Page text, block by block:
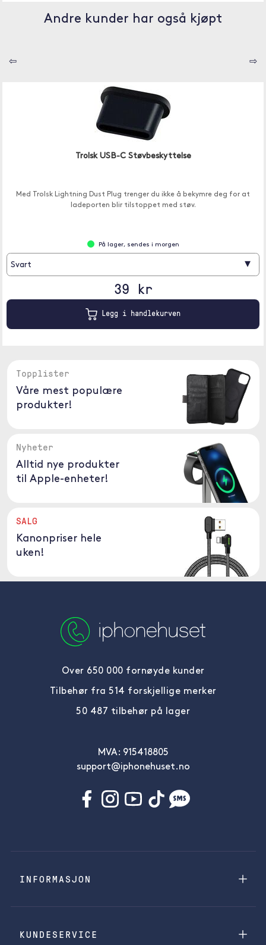
Andre kunder har også kjøpt
⇦ ⇨
Trolsk USB-C Støvbeskyttelse
Med Trolsk Lightning Dust Plug trenger du ikke å bekymre deg for at
ladeporten blir tilstoppet med støv.
På lager, sendes i morgen
Svart ▾
39 kr
Legg i handlekurven
Topplister
Våre mest populære
produkter!
Nyheter
Alltid nye produkter
til Apple-enheter!
SALG
Kanonpriser hele
uken!
Over 650 000 fornøyde kunder
Tilbehør fra 514 forskjellige merker
50 487 tilbehør på lager
MVA: 915418805
support@iphonehuset.no
INFORMASJON
KUNDESERVICE